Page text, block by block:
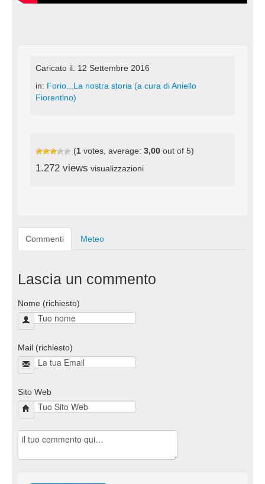
Caricato il: 12 Settembre 2016
in: Forio...La nostra storia (a cura di Aniello
Fiorentino)
(1 votes, average: 3,00 out of 5)
1.272 views visualizzazioni
Commenti Meteo
Lascia un commento
Nome (richiesto)
Mail (richiesto)
Sito Web